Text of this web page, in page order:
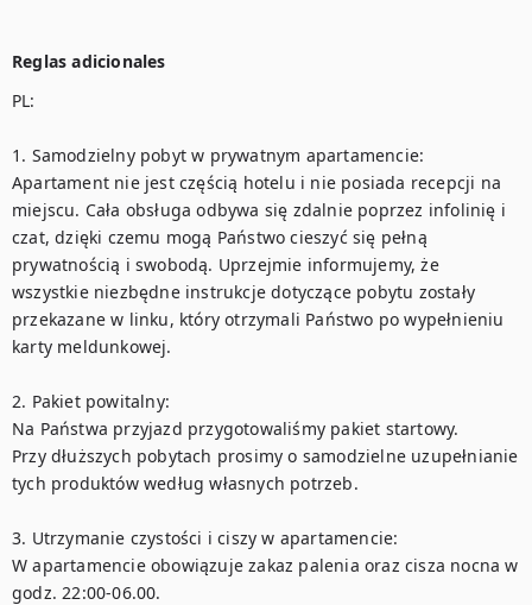
Reglas adicionales
PL:
1. Samodzielny pobyt w prywatnym apartamencie:
Apartament nie jest częścią hotelu i nie posiada recepcji na
miejscu. Cała obsługa odbywa się zdalnie poprzez infolinię i
czat, dzięki czemu mogą Państwo cieszyć się pełną
prywatnością i swobodą. Uprzejmie informujemy, że
wszystkie niezbędne instrukcje dotyczące pobytu zostały
przekazane w linku, który otrzymali Państwo po wypełnieniu
karty meldunkowej.
2. Pakiet powitalny:
Na Państwa przyjazd przygotowaliśmy pakiet startowy.
Przy dłuższych pobytach prosimy o samodzielne uzupełnianie
tych produktów według własnych potrzeb.
3. Utrzymanie czystości i ciszy w apartamencie:
W apartamencie obowiązuje zakaz palenia oraz cisza nocna w
godz. 22:00-06.00.